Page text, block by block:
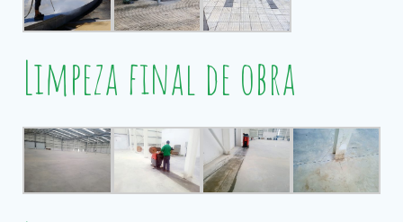
Limpeza final de obra